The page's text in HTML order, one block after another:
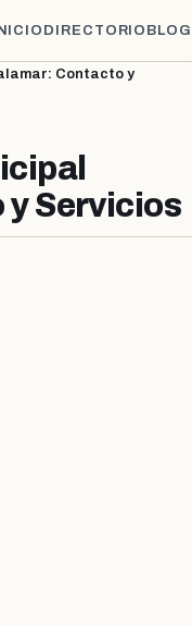
DIRECTORIO BLOG
Contacto y
y Servicios